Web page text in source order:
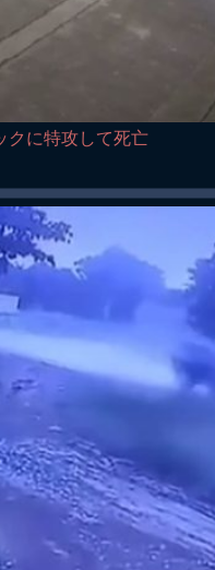
クに特攻して死亡